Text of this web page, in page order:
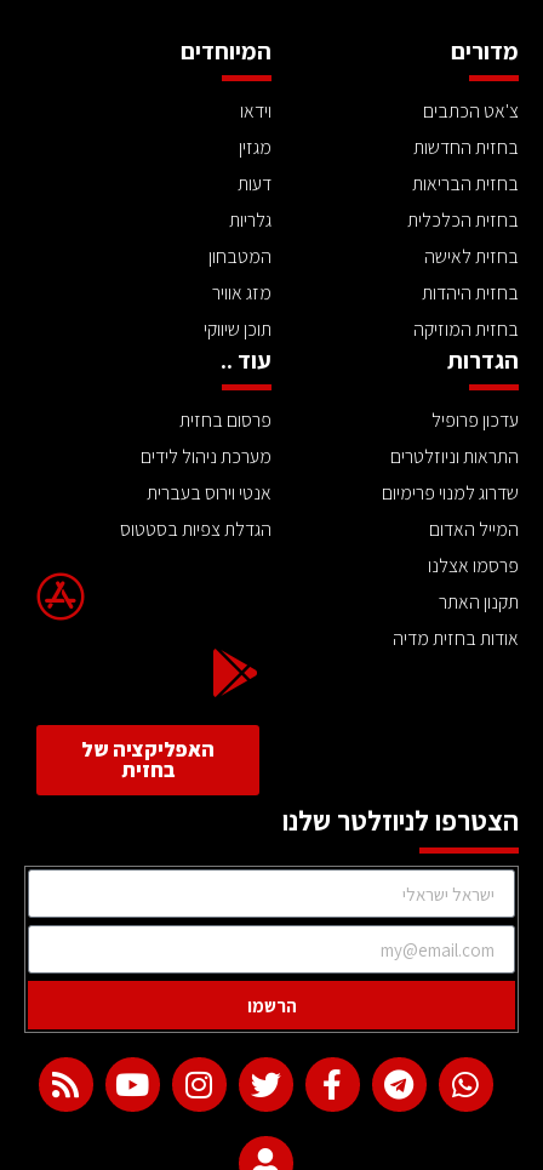
מדורים
צ'אט הכתבים
בחזית החדשות
בחזית הבריאות
בחזית הכלכלית
בחזית לאישה
בחזית היהדות
בחזית המוזיקה
המיוחדים
וידאו
מגזין
דעות
גלריות
המטבחון
מזג אוויר
תוכן שיווקי
הגדרות
עדכון פרופיל
התראות וניוזלטרים
שדרוג למנוי פרימיום
המייל האדום
פרסמו אצלנו
תקנון האתר
אודות בחזית מדיה
עוד ..
פרסום בחזית
מערכת ניהול לידים
אנטי וירוס בעברית
הגדלת צפיות בסטטוס
האפליקציה של
בחזית
הצטרפו לניוזלטר שלנו
הרשמו